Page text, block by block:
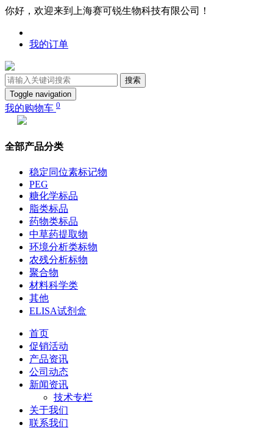
你好，欢迎来到上海赛可锐生物科技有限公司！
我的订单
搜索
Toggle navigation
我的购物车 0
全部产品分类
稳定同位素标记物
PEG
糖化学标品
脂类标品
药物类标品
中草药提取物
环境分析类标物
农残分析标物
聚合物
材料科学类
其他
ELISA试剂盒
首页
促销活动
产品资讯
公司动态
新闻资讯
技术专栏
关于我们
联系我们